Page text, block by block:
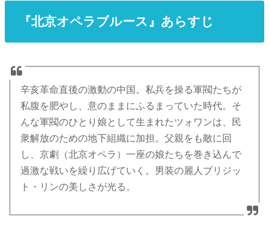
『北京オペラブルース』あらすじ
辛亥革命直後の激動の中国。私兵を操る軍閥たちが
私腹を肥やし、意のままにふるまっていた時代。そ
んな軍閥のひとり娘として生まれたツォワンは、民
衆解放のための地下組織に加担。父親をも敵に回
し、京劇（北京オペラ）一座の娘たちを巻き込んで
過激な戦いを繰り広げていく。男装の麗人ブリジッ
ト・リンの美しさが光る。